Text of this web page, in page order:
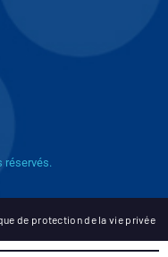
réservés.
de protection de la vie privée